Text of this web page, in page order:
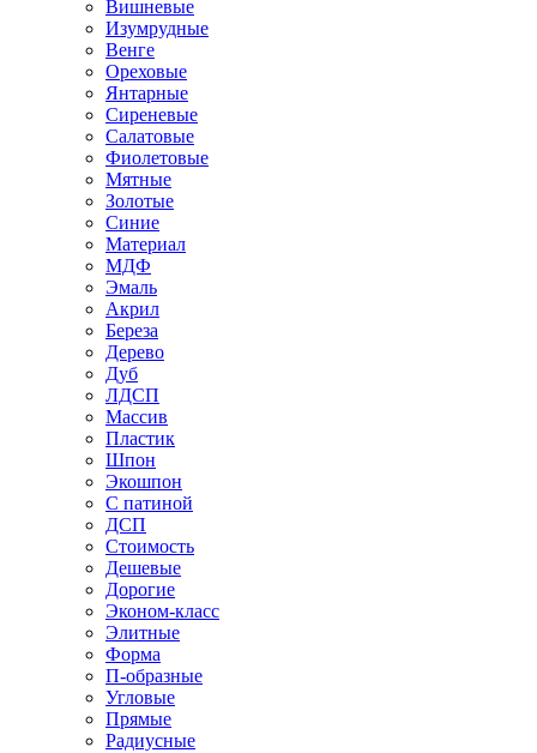
Вишневые
Изумрудные
Венге
Ореховые
Янтарные
Сиреневые
Салатовые
Фиолетовые
Мятные
Золотые
Синие
Материал
МДФ
Эмаль
Акрил
Береза
Дерево
Дуб
ЛДСП
Массив
Пластик
Шпон
Экошпон
С патиной
ДСП
Стоимость
Дешевые
Дорогие
Эконом-класс
Элитные
Форма
П-образные
Угловые
Прямые
Радиусные